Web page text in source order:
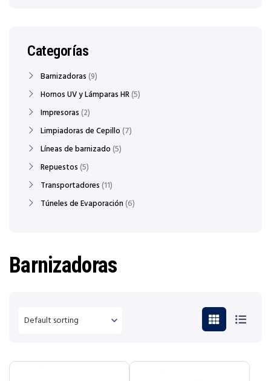
Barnizadoras
Categorías
Barnizadoras 9
Hornos UV y Lámparas HR 5
Impresoras 2
Limpiadoras de Cepillo 7
Líneas de barnizado 5
Repuestos 5
Transportadores 11
Túneles de Evaporación 6